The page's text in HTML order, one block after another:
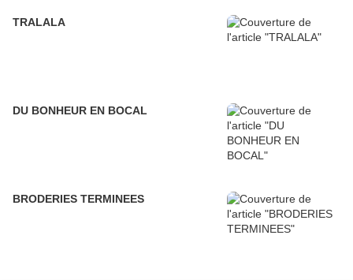
TRALALA
DU BONHEUR EN BOCAL
BRODERIES TERMINEES